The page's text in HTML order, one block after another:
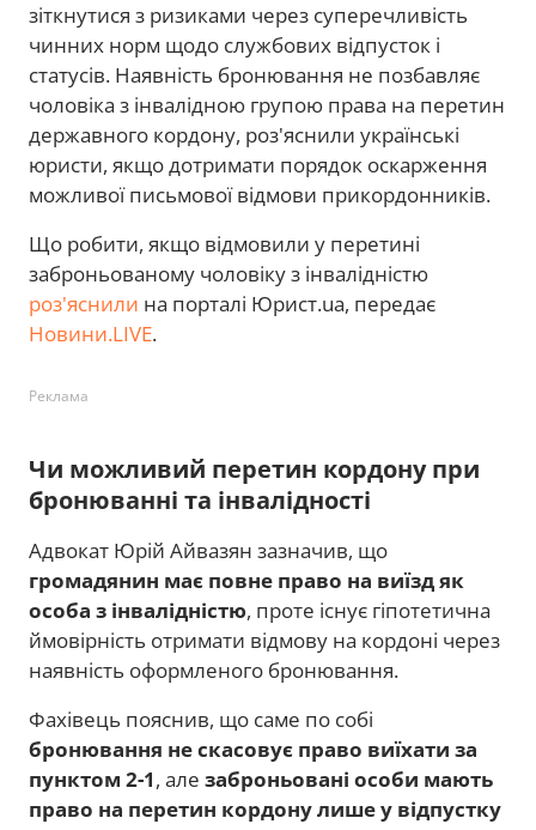
зіткнутися з ризиками через суперечливість
чинних норм щодо службових відпусток і
статусів. Наявність бронювання не позбавляє
чоловіка з інвалідною групою права на перетин
державного кордону, роз'яснили українські
юристи, якщо дотримати порядок оскарження
можливої письмової відмови прикордонників.
Що робити, якщо відмовили у перетині
заброньованому чоловіку з інвалідністю
роз'яснили на порталі Юрист.ua, передає
Новини.LIVE.
Реклама
Чи можливий перетин кордону при
бронюванні та інвалідності
Адвокат Юрій Айвазян зазначив, що
громадянин має повне право на виїзд як
особа з інвалідністю, проте існує гіпотетична
ймовірність отримати відмову на кордоні через
наявність оформленого бронювання.
Фахівець пояснив, що саме по собі
бронювання не скасовує право виїхати за
пунктом 2-1, але заброньовані особи мають
право на перетин кордону лише у відпустку